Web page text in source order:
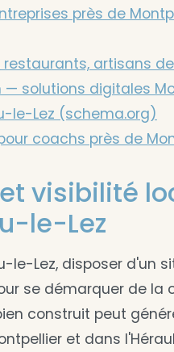
près de
artisans
solutions digitales
le-Lez (schema.org)
coachs près de
visibilité
le-Lez
le-Lez, disposer d'un
se démarquer de la
construit peut
et dans